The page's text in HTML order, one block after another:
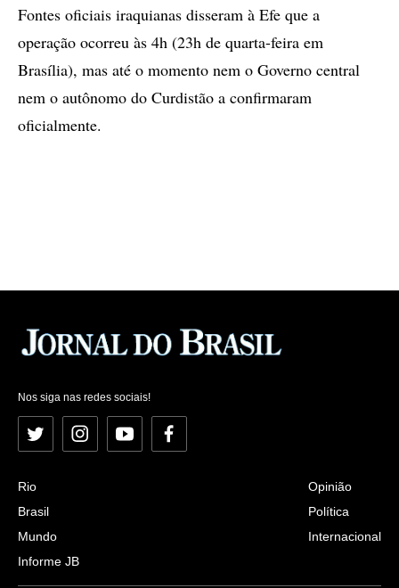
Fontes oficiais iraquianas disseram à Efe que a
operação ocorreu às 4h (23h de quarta-feira em
Brasília), mas até o momento nem o Governo central
nem o autônomo do Curdistão a confirmaram
oficialmente.
Nos siga nas redes sociais!
Twitter InstagramYouTubeFacebook
Rio
Brasil
Mundo
Informe JB
Opinião
Política
Internacional